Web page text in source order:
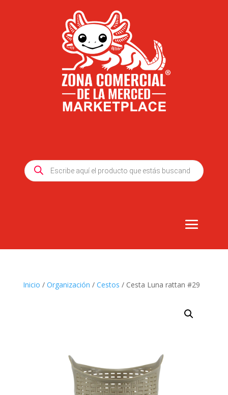
Products
search
Inicio / Organización / Cestos / Cesta Luna rattan #29